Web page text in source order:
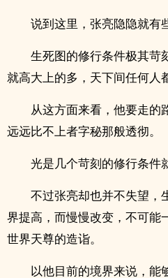
说到这里，张亮隐隐就有
生死图的修行条件极其苛
就高大上的多，天下间任何人
从这方面来看，他要走的
远远比不上者字秘那般透彻。
光是几个苛刻的修行条件
不过张亮却也并不失望，
界提高，而慢慢改变，不可能
世界天尊的造诣。
以他目前的境界来说，能